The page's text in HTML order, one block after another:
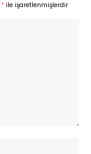
* ile işaretlenmişlerdir